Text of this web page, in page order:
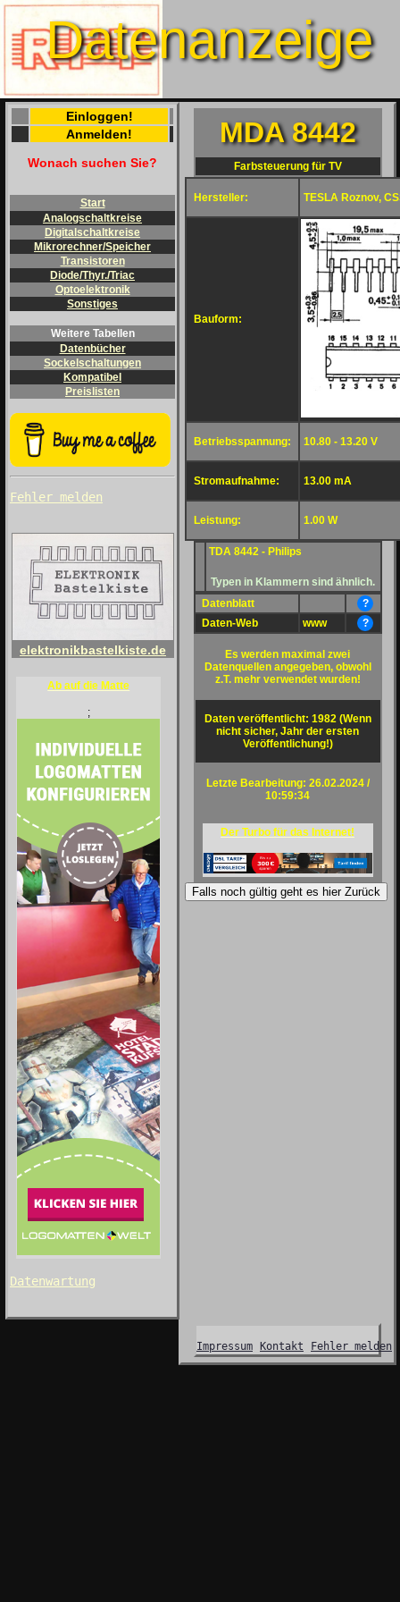
Datenanzeige
Einloggen!
Anmelden!
Wonach suchen Sie?
Start
Analogschaltkreise
Digitalschaltkreise
Mikrorechner/Speicher
Transistoren
Diode/Thyr./Triac
Optoelektronik
Sonstiges
Weitere Tabellen
Datenbücher
Sockelschaltungen
Kompatibel
Preislisten
Fehler melden
elektronikbastelkiste.de
Ab auf die Matte
;
Datenwartung
MDA 8442
Farbsteuerung für TV
Hersteller: TESLA Roznov,
Bauform:
Betriebsspannung: 10.80 - 13.20 V
Stromaufnahme: 13.00 mA
Leistung: 1.00 W
TDA 8442 - Philips
Typen in Klammern sind ähnlich.
Datenblatt
?
Daten-Web
www ?
Es werden maximal zwei
Datenquellen angegeben, obwohl
z.T. mehr verwendet wurden!
Daten veröffentlicht: 1982 (Wenn
nicht sicher, Jahr der ersten
Veröffentlichung!)
Letzte Bearbeitung: 26.02.2024 /
10:59:34
Der Turbo für das Internet!
Falls noch gültig geht es hier Zurück
Impressum Kontakt Fehler melden